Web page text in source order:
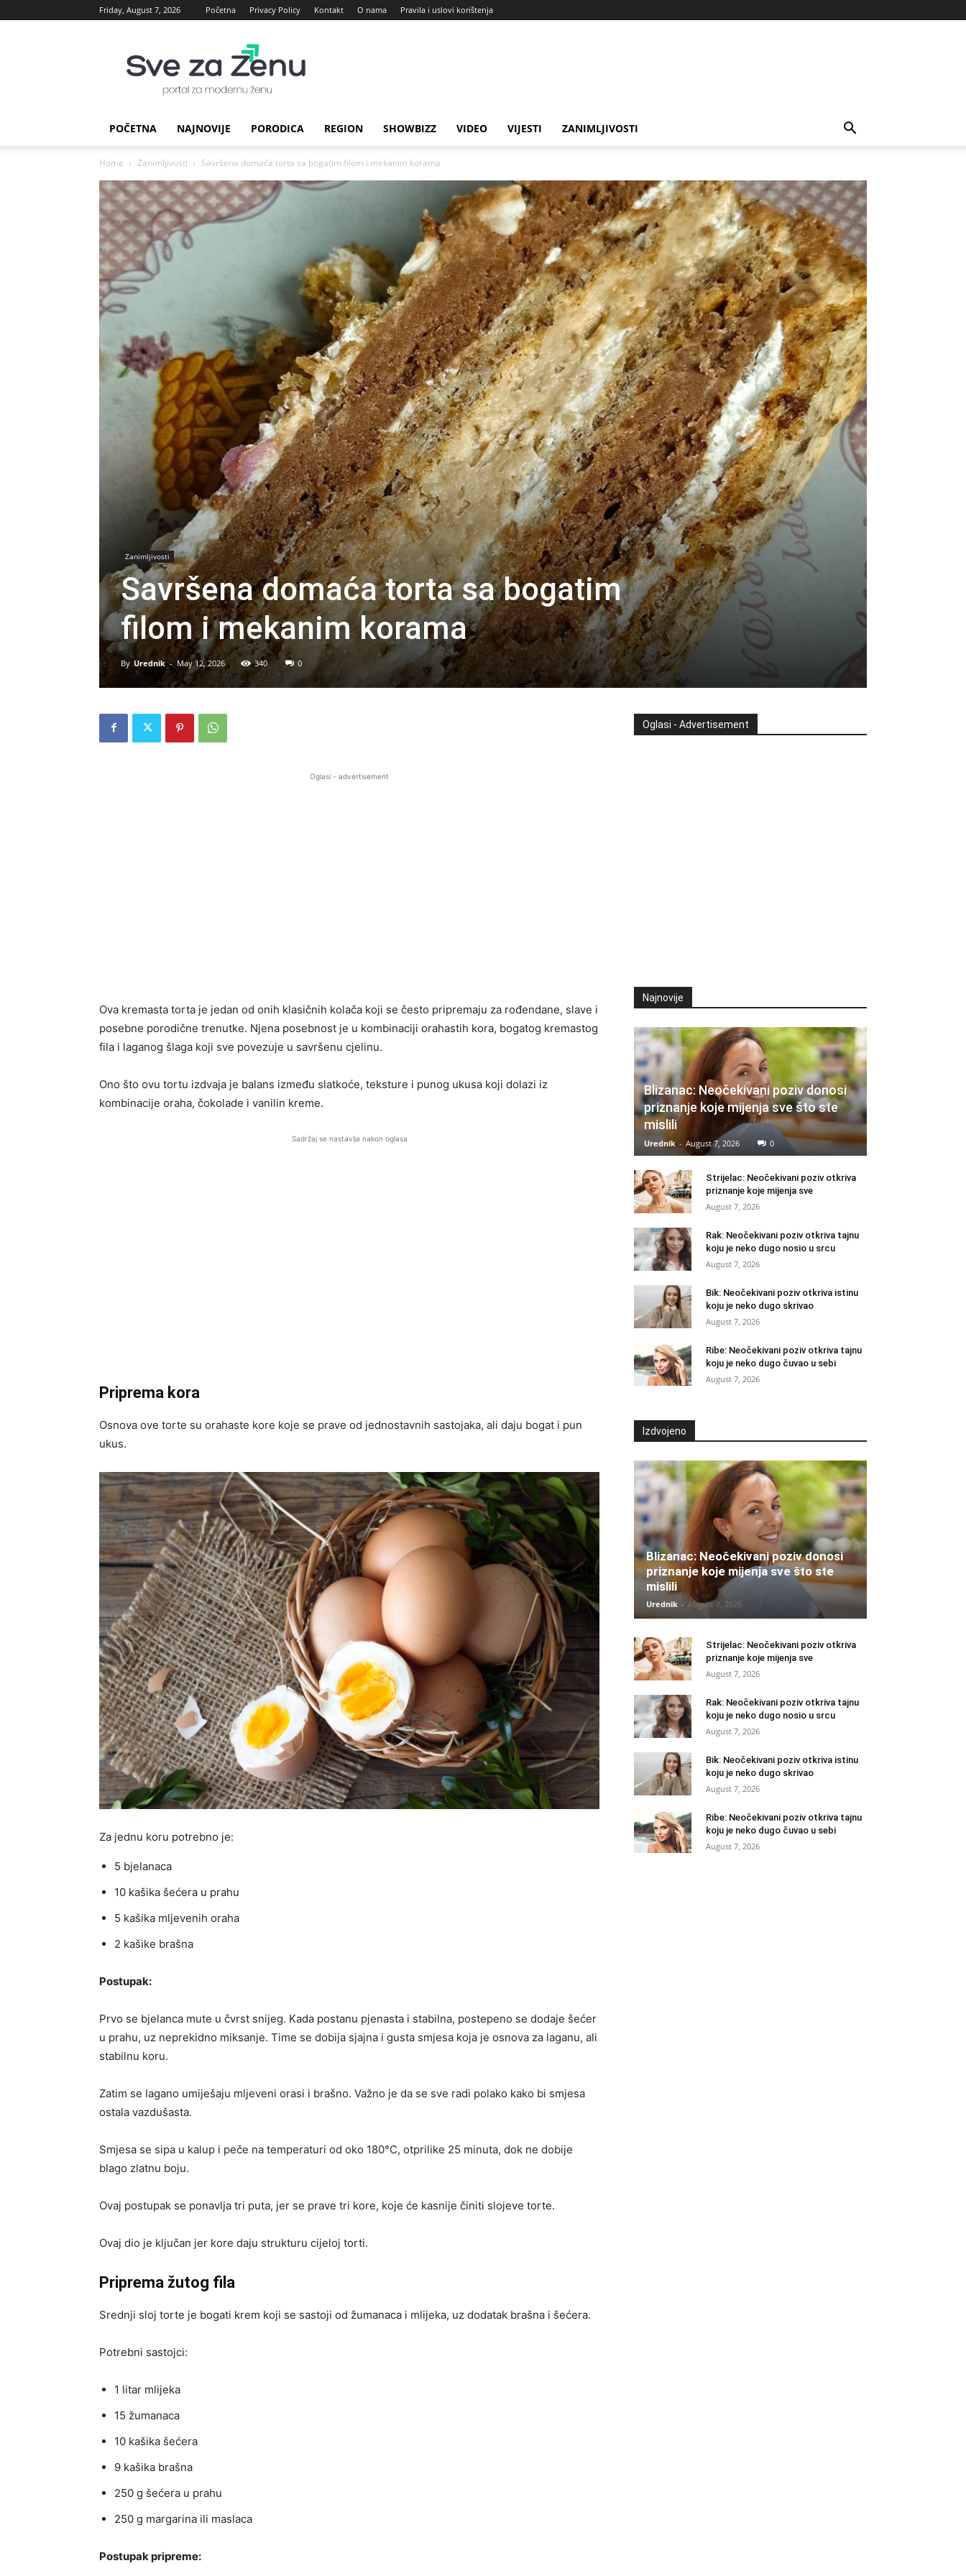
Friday, August 7, 2026 Početna Privacy Policy Kontakt O nama Pravila i uslovi korištenja
za
Zenu
POČETNA NAJNOVIJE PORODICA REGION SHOWBIZZ VIDEO VIJESTI ZANIMLJIVOSTI
Home Zanimljivosti Savršena domaća torta sa bogatim filom i mekanim korama
Zanimljivosti
Savršena domaća torta sa bogatim
filom i mekanim korama
By Urednik - May 12, 2026 340 0
Oglasi - advertisement
Ova kremasta torta je jedan od onih klasičnih kolača koji se često pripremaju za rođendane, slave i
posebne porodične trenutke. Njena posebnost je u kombinaciji orahastih kora, bogatog kremastog
fila i laganog šlaga koji sve povezuje u savršenu cjelinu.
Ono što ovu tortu izdvaja je balans između slatkoće, teksture i punog ukusa koji dolazi iz
kombinacije oraha, čokolade i vanilin kreme.
Sadržaj se nastavlja nakon oglasa
Priprema kora
Osnova ove torte su orahaste kore koje se prave od jednostavnih sastojaka, ali daju bogat i pun
ukus.
Za jednu koru potrebno je:
5 bjelanaca
10 kašika šećera u prahu
5 kašika mljevenih oraha
2 kašike brašna
Postupak:
Prvo se bjelanca mute u čvrst snijeg. Kada postanu pjenasta i stabilna, postepeno se dodaje šećer
u prahu, uz neprekidno miksanje. Time se dobija sjajna i gusta smjesa koja je osnova za laganu, ali
stabilnu koru.
Zatim se lagano umiješaju mljeveni orasi i brašno. Važno je da se sve radi polako kako bi smjesa
ostala vazdušasta.
Smjesa se sipa u kalup i peče na temperaturi od oko 180°C, otprilike 25 minuta, dok ne dobije
blago zlatnu boju.
Ovaj postupak se ponavlja tri puta, jer se prave tri kore, koje će kasnije činiti slojeve torte.
Ovaj dio je ključan jer kore daju strukturu cijeloj torti.
Priprema žutog fila
Srednji sloj torte je bogati krem koji se sastoji od žumanaca i mlijeka, uz dodatak brašna i šećera.
Potrebni sastojci:
1 litar mlijeka
15 žumanaca
10 kašika šećera
9 kašika brašna
250 g šećera u prahu
250 g margarina ili maslaca
Postupak pripreme:
Oglasi - Advertisement
Najnovije
Blizanac: Neočekivani poziv donosi
priznanje koje mijenja sve što ste
mislili
Urednik - August 7, 2026 0
Strijelac: Neočekivani poziv otkriva
priznanje koje mijenja sve
August 7, 2026
Rak: Neočekivani poziv otkriva tajnu
koju je neko dugo nosio u srcu
August 7, 2026
Bik: Neočekivani poziv otkriva istinu
koju je neko dugo skrivao
August 7, 2026
Ribe: Neočekivani poziv otkriva tajnu
koju je neko dugo čuvao u sebi
August 7, 2026
Izdvojeno
Blizanac: Neočekivani poziv donosi
priznanje koje mijenja sve što ste
mislili
Urednik - August 7, 2026
Strijelac: Neočekivani poziv otkriva
priznanje koje mijenja sve
August 7, 2026
Rak: Neočekivani poziv otkriva tajnu
koju je neko dugo nosio u srcu
August 7, 2026
Bik: Neočekivani poziv otkriva istinu
koju je neko dugo skrivao
August 7, 2026
Ribe: Neočekivani poziv otkriva tajnu
koju je neko dugo čuvao u sebi
August 7, 2026